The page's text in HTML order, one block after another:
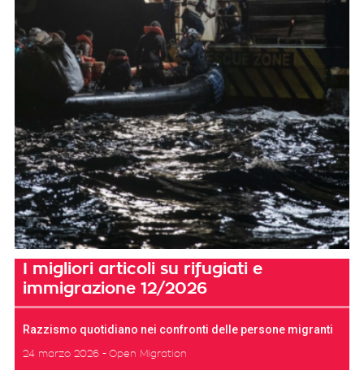
I migliori articoli su rifugiati e
immigrazione 12/2026
Razzismo quotidiano nei confronti delle persone migranti
24 marzo 2026 Open Migration